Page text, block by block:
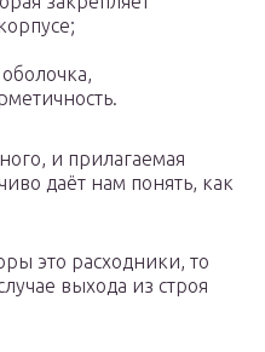
и прилагаемая
даёт нам понять, как
это расходники, то
выхода из строя